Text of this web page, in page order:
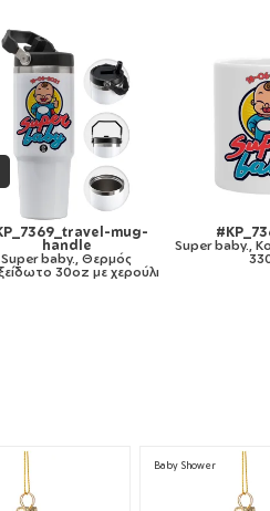
#KP_7369_mug-mirror-
gold
Super baby., Κούπα κεραμική,
χρυσή καθρέπτης, 330ml
Super
Baby Shower